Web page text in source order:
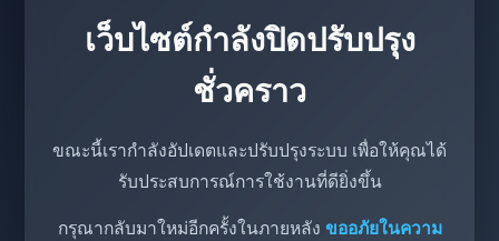
เว็บไซต์กำลังปิดปรับปรุง
ชั่วคราว
ขณะนี้เรากำลังอัปเดตและปรับปรุงระบบ เพื่อให้คุณได้
รับประสบการณ์การใช้งานที่ดียิ่งขึ้น
กรุณากลับมาใหม่อีกครั้งในภายหลัง ขออภัยในความ